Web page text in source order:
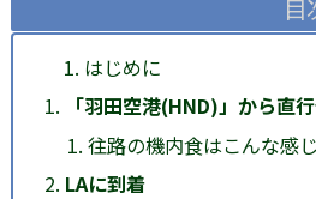
目
はじめに
「羽田空港(HND)」から直
往路の機内食はこんな感
LAに到着